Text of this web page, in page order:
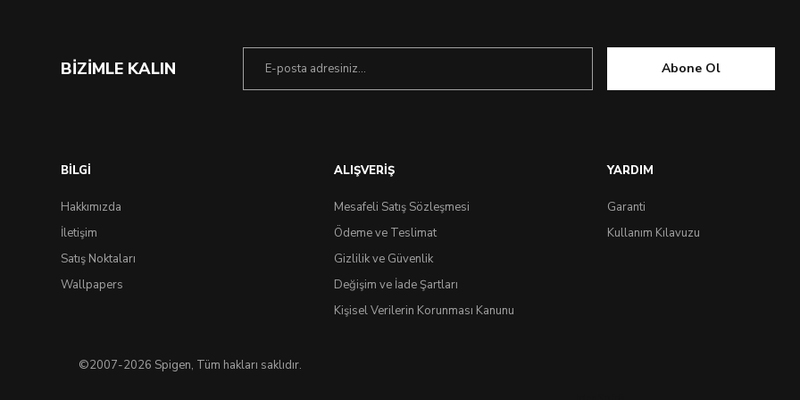
BİZİMLE KALIN Abone Ol
BİLGİ
Hakkımızda
İletişim
Satış Noktaları
Wallpapers
ALIŞVERİŞ
Mesafeli Satış Sözleşmesi
Ödeme ve Teslimat
Gizlilik ve Güvenlik
Değişim ve İade Şartları
Kişisel Verilerin Korunması Kanunu
YARDIM
Garanti
Kullanım Kılavuzu
©2007-2026 Spigen, Tüm hakları saklıdır.